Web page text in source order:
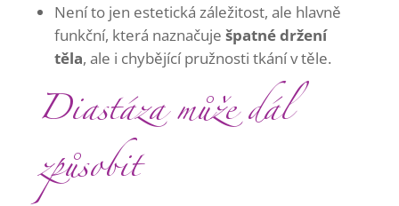
Není to jen estetická záležitost, ale hlavně
funkční, která naznačuje špatné držení
těla, ale i chybějící pružnosti tkání v těle.
Diastáza může dál
způsobit